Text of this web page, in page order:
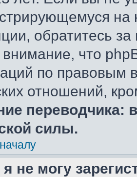
обратитесь
что
по правовым
отношений,
переводчика:
силы.
не могу